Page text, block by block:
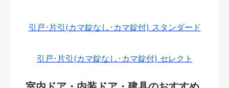
引戸･片引(カマ錠なし･カマ錠付) スタンダード
引戸･片引(カマ錠なし･カマ錠付) セレクト